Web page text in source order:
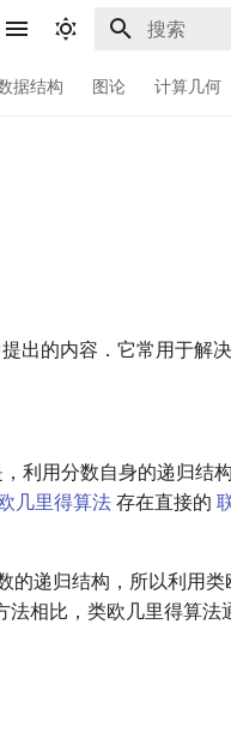
据结构 图论 计算几何
出的内容．它常用于解
利用分数自身的递归结
几里得算法 存在直接的
的递归结构，所以利用
相比，类欧几里得算法